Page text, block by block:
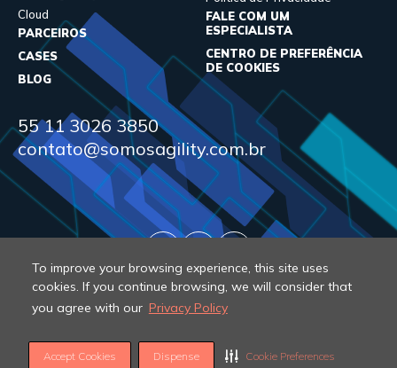
To improve your browsing experience, this site uses
cookies. If you continue browsing, we will consider that
you agree with our Privacy Policy
Accept Cookies Dispense Cookie Preferences
Cloud
PARCEIROS
CASES
BLOG
FALE COM UM
ESPECIALISTA
CENTRO DE PREFERÊNCIA
DE COOKIES
55 11 3026 3850
contato@somosagility.com.br